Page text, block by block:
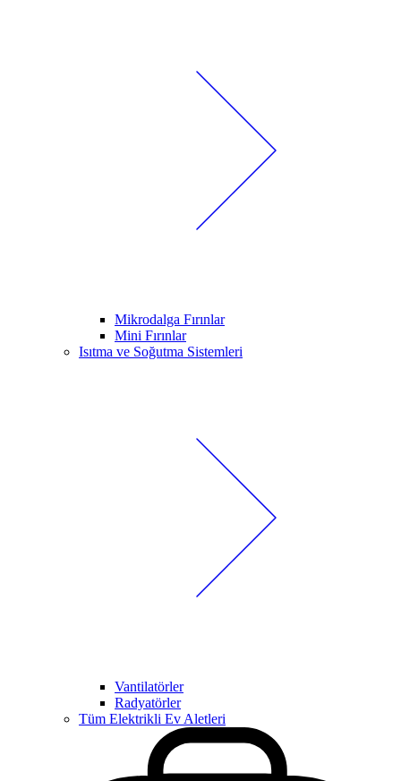
Mikrodalga Fırınlar
Mini Fırınlar
Isıtma ve Soğutma Sistemleri
Vantilatörler
Radyatörler
Tüm Elektrikli Ev Aletleri